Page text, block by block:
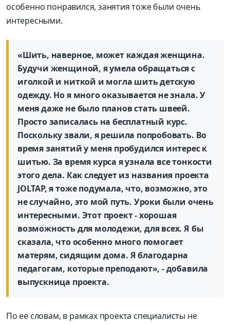
особенно понравился, занятия тоже были очень
интересными.
«Шить, наверное, может каждая женщина.
Будучи женщиной, я умела обращаться с
иголкой и ниткой и могла шить детскую
одежду. Но я много оказывается не знала. У
меня даже не было планов стать швеей.
Просто записалась на бесплатный курс.
Поскольку звали, я решила попробовать. Во
время занятий у меня пробудился интерес к
шитью. За время курса я узнала все тонкости
этого дела. Как следует из названия проекта
JOLTAP, я тоже подумала, что, возможно, это
не случайно, это мой путь. Уроки были очень
интересными. Этот проект - хорошая
возможность для молодежи, для всех. Я бы
сказала, что особенно много помогает
матерям, сидящим дома. Я благодарна
педагогам, которые преподают», - добавила
выпускница проекта.
По ее словам, в рамках проекта специалисты не